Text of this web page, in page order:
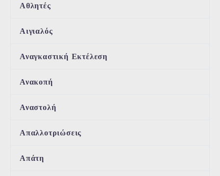
Αθλητές
Αιγιαλός
Αναγκαστική Εκτέλεση
Ανακοπή
Αναστολή
Απαλλοτριώσεις
Απάτη